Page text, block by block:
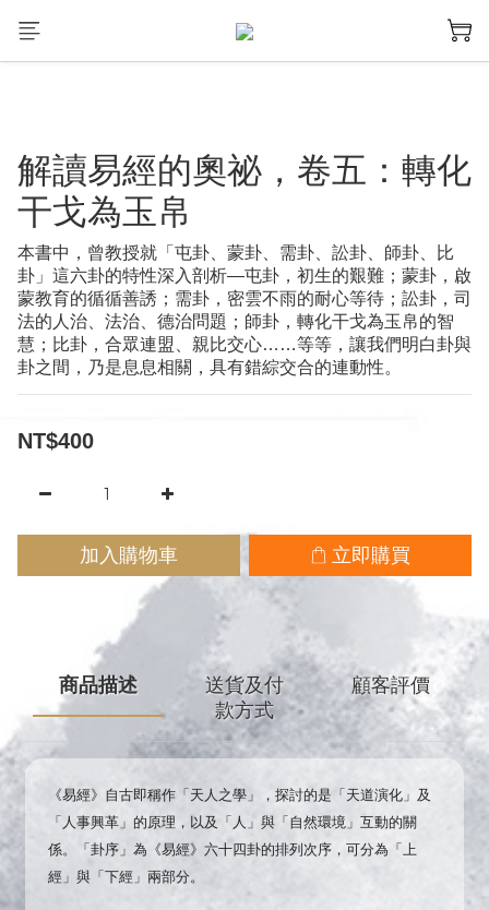
解讀易經的奧祕，卷五：轉化
干戈為玉帛
本書中，曾教授就「屯卦、蒙卦、需卦、訟卦、師卦、比
卦」這六卦的特性深入剖析—屯卦，初生的艱難；蒙卦，啟
蒙教育的循循善誘；需卦，密雲不雨的耐心等待；訟卦，司
法的人治、法治、德治問題；師卦，轉化干戈為玉帛的智
慧；比卦，合眾連盟、親比交心……等等，讓我們明白卦與
卦之間，乃是息息相關，具有錯綜交合的連動性。
NT$400
加入購物車 立即購買
商品描述
送貨及付
款方式
顧客評價
《易經》自古即稱作「天人之學」，探討的是「天道演化」及
「人事興革」的原理，以及「人」與「自然環境」互動的關
係。「卦序」為《易經》六十四卦的排列次序，可分為「上
經」與「下經」兩部分。